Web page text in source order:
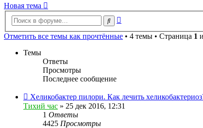
Новая тема
Поиск
Отметить все темы как прочтённые • 4 темы • Страница 1
Темы
Ответы
Просмотры
Последнее сообщение
Хеликобактер пилори. Как лечить
Тихий час » 25 дек 2016, 12:31
1 Ответы
4425 Просмотры